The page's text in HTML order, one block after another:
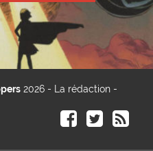
2026 - La rédaction -